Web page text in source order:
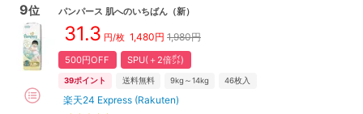
9位 パンパース 肌へのいちばん （新）
31.3 円/枚 1,480円 1,980円
500円OFF SPU(＋2倍㌽)
39ポイント 送料無料 9kg～14kg 46枚入
楽天24 Express (Rakuten)